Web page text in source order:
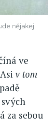
nějakej
ve
v tom
za sebou